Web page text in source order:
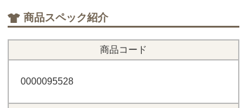
商品スペック紹介
商品コード
0000095528